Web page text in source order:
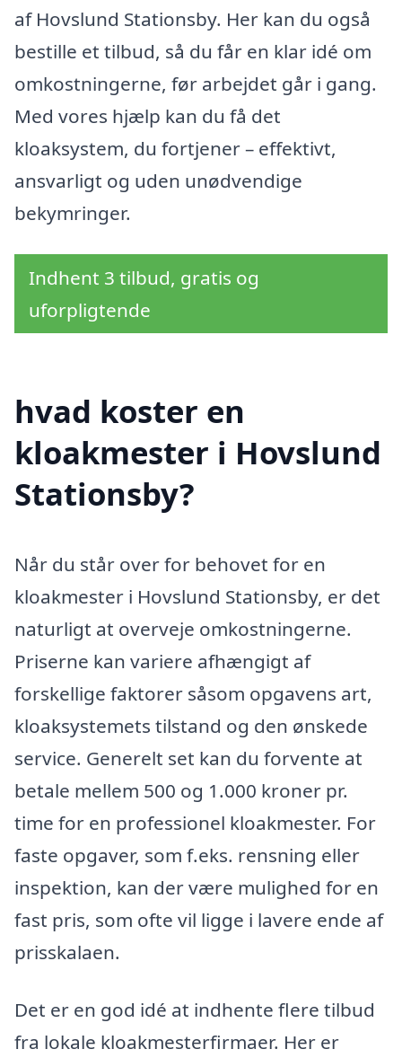
af Hovslund Stationsby. Her kan du også
bestille et tilbud, så du får en klar idé om
omkostningerne, før arbejdet går i gang.
Med vores hjælp kan du få det
kloaksystem, du fortjener – effektivt,
ansvarligt og uden unødvendige
bekymringer.
Indhent 3 tilbud, gratis og
uforpligtende
hvad koster en
kloakmester i Hovslund
Stationsby?
Når du står over for behovet for en
kloakmester i Hovslund Stationsby, er det
naturligt at overveje omkostningerne.
Priserne kan variere afhængigt af
forskellige faktorer såsom opgavens art,
kloaksystemets tilstand og den ønskede
service. Generelt set kan du forvente at
betale mellem 500 og 1.000 kroner pr.
time for en professionel kloakmester. For
faste opgaver, som f.eks. rensning eller
inspektion, kan der være mulighed for en
fast pris, som ofte vil ligge i lavere ende af
prisskalaen.
Det er en god idé at indhente flere tilbud
fra lokale kloakmesterfirmaer. Her er